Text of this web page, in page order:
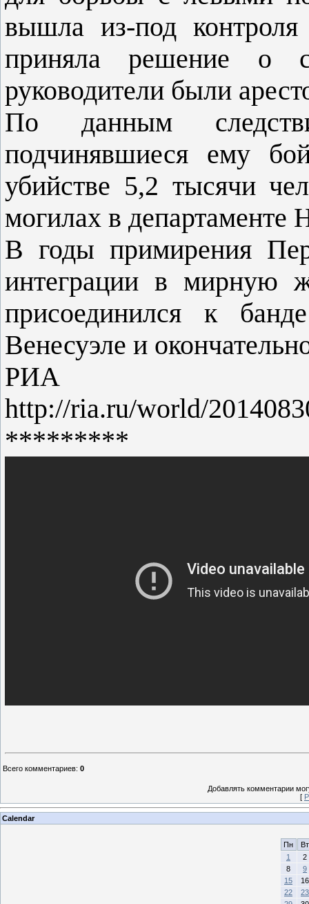
вышла из-под
приняла решение о
руководители были
По данным
подчинявшиеся ему
убийстве 5,2 тысячи
могилах в департаменте
В годы примирения
интеграции в мирную
присоединился к
Венесуэле и
РИА
http://ria.ru/world/
*********
Всего комментариев: 0
Добавлять комментарии
[
Calendar
Пн
Вт
1
2
8
9
15
16
22
23